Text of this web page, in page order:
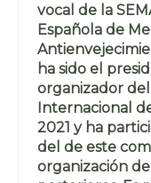
vocal de la
Española de
ha sido el
organizador
Internacional
2021 y ha
del de este
organización